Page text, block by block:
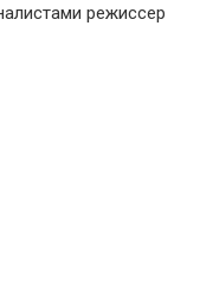
режиссер